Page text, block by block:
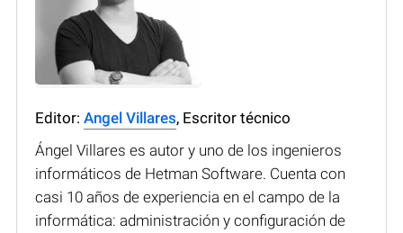
Editor: Angel Villares, Escritor técnico
Ángel Villares es autor y uno de los ingenieros
informáticos de Hetman Software. Cuenta con
casi 10 años de experiencia en el campo de la
informática: administración y configuración de